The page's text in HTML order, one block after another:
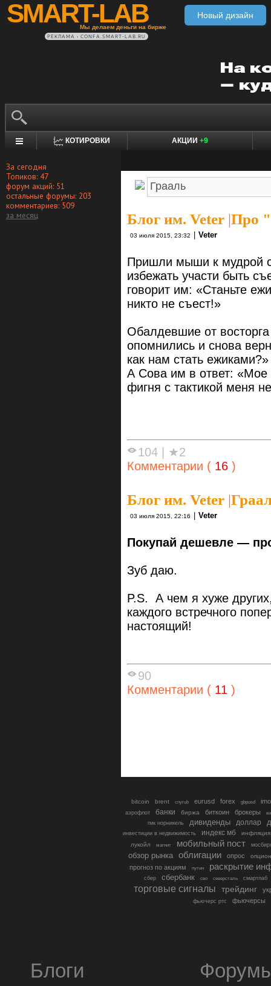
SMART-LAB
Мы делаем деньги на бирже
Новый дизайн
РЕКЛАМА • CONFA.SMART-LAB.RU
КОТИРОВКИ АКЦИИ +9
За сегодня
Топиков: 47
форум акций: 51
остальные форумы: 203
комментариев: 509
за месяц
Блог им. Veter |Про
03 июля 2015, 23:32 Veter
Пришли мыши к мудрой
избежать участи быть
говорит им: «Станьте
никто не съест!»
Обалдевшие от
опомнились и снова
как нам стать ежиками?»
А Сова им в ответ: «Мое
фигня с тактикой меня
104 | ★2
Комментарии ( 16 )
Блог им. Veter |
03 июля 2015, 22:16 | Veter
Покупай дешевле —
Зуб даю.
P.S. А чем я хуже
каждого встречного
настоящий!
90
Комментарии ( 11 )
bitcoin brent cnyrub eurusd forex gbpusd
аэрофлот банки биржа биткоин брокеры
гмк норникель
дивиденды доллар
инвестиции в недвижимость индекс мб
инфляция
лукойл
магнит мобильный пост
обзор рынка облигации опрос
прогноз по акциям путин раскрытие
сбер сбербанк сво северсталь смартлаб
торговые сигналы трейдинг
фьючерс ртс фьючерсы
Блоги